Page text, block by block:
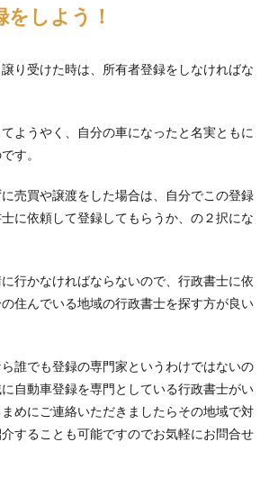
をしよう！
り受けた時は、所有者登録をしなければな
ようやく、自分の車になったと名実ともに
す。
売買や譲渡をした場合は、自分でこの登録
に依頼して登録してもらうか、の２択にな
行かなければならないので、行政書士に依
住んでいる地域の行政書士を探す方が良い
誰でも登録の専門家というわけではないの
自動車登録を専門としている行政書士がい
めにご連絡いただきましたらその地域で対
することも可能ですのでお気軽にお問合せ